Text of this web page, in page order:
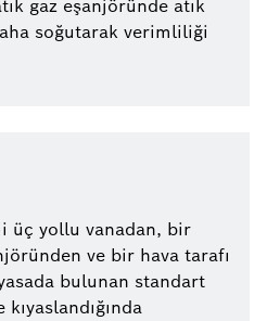
gaz eşanjöründe atık
soğutarak verimliliği
üç yollu vanadan, bir
ve bir hava tarafı
bulunan standart